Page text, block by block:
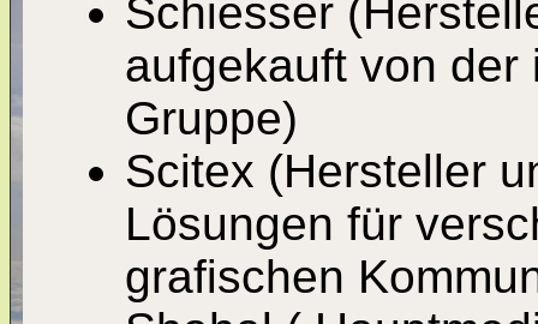
Schiesser
aufgekauft von
Gruppe)
Scitex (Hersteller
Lösungen für
grafischen